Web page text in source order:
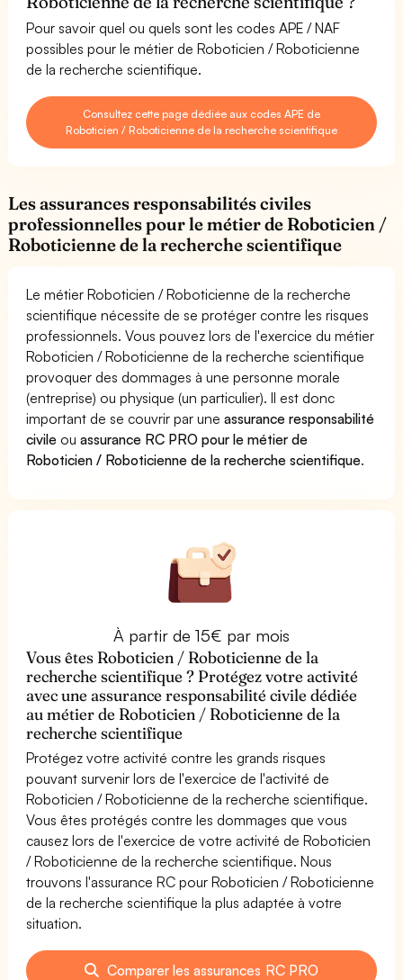
Pour savoir quel ou quels sont les codes APE / NAF
possibles pour le métier de Roboticien / Roboticienne
de la recherche scientifique.
Consultez cette page dédiée aux codes APE de
Roboticien / Roboticienne de la recherche scientifique
Les assurances responsabilités civiles
professionnelles pour le métier de Roboticien /
Roboticienne de la recherche scientifique
Le métier Roboticien / Roboticienne de la recherche
scientifique nécessite de se protéger contre les risques
professionnels. Vous pouvez lors de l'exercice du métier
Roboticien / Roboticienne de la recherche scientifique
provoquer des dommages à une personne morale
(entreprise) ou physique (un particulier). Il est donc
important de se couvrir par uneassurance responsabilité
civile ouassurance RC PRO pour le métier de
Roboticien / Roboticienne de la recherche scientifique.
À partir de 15€ par mois
Vous êtes Roboticien / Roboticienne de la
recherche scientifique ? Protégez votre activité
avec une assurance responsabilité civile dédiée
au métier de Roboticien / Roboticienne de la
recherche scientifique
Protégez votre activité contre les grands risques
pouvant survenir lors de l'exercice de l'activité de
Roboticien / Roboticienne de la recherche scientifique.
Vous êtes protégés contre les dommages que vous
causez lors de l'exercice de votre activité de Roboticien
/ Roboticienne de la recherche scientifique. Nous
trouvons l'assurance RC pour Roboticien / Roboticienne
de la recherche scientifique la plus adaptée à votre
situation.
Comparer les assurances RC PRO